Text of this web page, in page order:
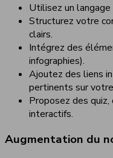
Utilisez un langage
Structurez votre
clairs.
Intégrez des
infographies).
Ajoutez des liens
pertinents sur
Proposez des
interactifs.
Augmentation du